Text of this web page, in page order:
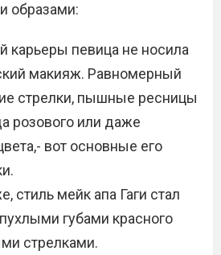
образами:
карьеры певица не носила
макияж. Равномерный
стрелки, пышные ресницы
розового или даже
вот основные его
стиль мейк апа Гаги стал
губами красного
стрелками.